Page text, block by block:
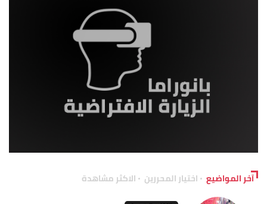
آخر المواضيع اختيار المحررين الاكثر مشاهدة